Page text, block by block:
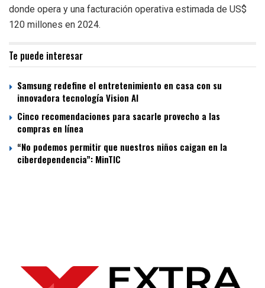
donde opera y una facturación operativa estimada de US$
120 millones en 2024.
Te puede interesar
Samsung redefine el entretenimiento en casa con su
innovadora tecnología Vision AI
Cinco recomendaciones para sacarle provecho a las
compras en línea
“No podemos permitir que nuestros niños caigan en la
ciberdependencia”: MinTIC